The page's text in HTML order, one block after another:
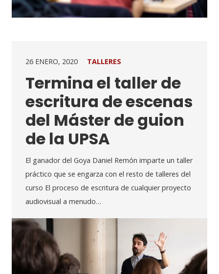
26 ENERO, 2020 TALLERES
Termina el taller de
escritura de escenas
del Máster de guion
de la UPSA
El ganador del Goya Daniel Remón imparte un taller
práctico que se engarza con el resto de talleres del
curso El proceso de escritura de cualquier proyecto
audiovisual a menudo…